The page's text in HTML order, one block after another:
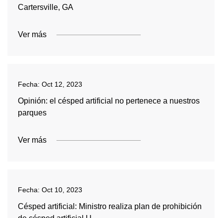
Cartersville, GA
Ver más
Fecha: Oct 12, 2023
Opinión: el césped artificial no pertenece a nuestros
parques
Ver más
Fecha: Oct 10, 2023
Césped artificial: Ministro realiza plan de prohibición